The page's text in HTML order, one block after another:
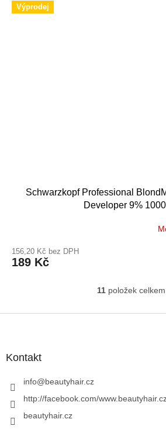
Výprodej
Schwarzkopf Professional
Developer 9% 1000
156,20 Kč bez DPH
189 Kč
O
l
r
11položek celkem
Kontakt
info@beautyhair.cz
http://facebook.com/
beautyhair.cz